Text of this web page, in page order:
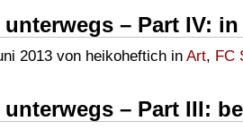
unterwegs – Part IV:
2013 von heikoheftich in Art, FC
unterwegs – Part III: